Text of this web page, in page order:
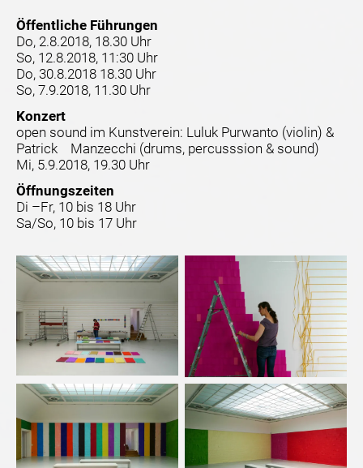
Öffentliche Führungen
Do, 2.8.2018, 18.30 Uhr
So, 12.8.2018, 11:30 Uhr
Do, 30.8.2018 18.30 Uhr
So, 7.9.2018, 11.30 Uhr
Konzert
open sound im Kunstverein: Luluk Purwanto (violin) &
Patrick Manzecchi (drums, percusssion & sound)
Mi, 5.9.2018, 19.30 Uhr
Öffnungszeiten
Di –Fr, 10 bis 18 Uhr
Sa/So, 10 bis 17 Uhr